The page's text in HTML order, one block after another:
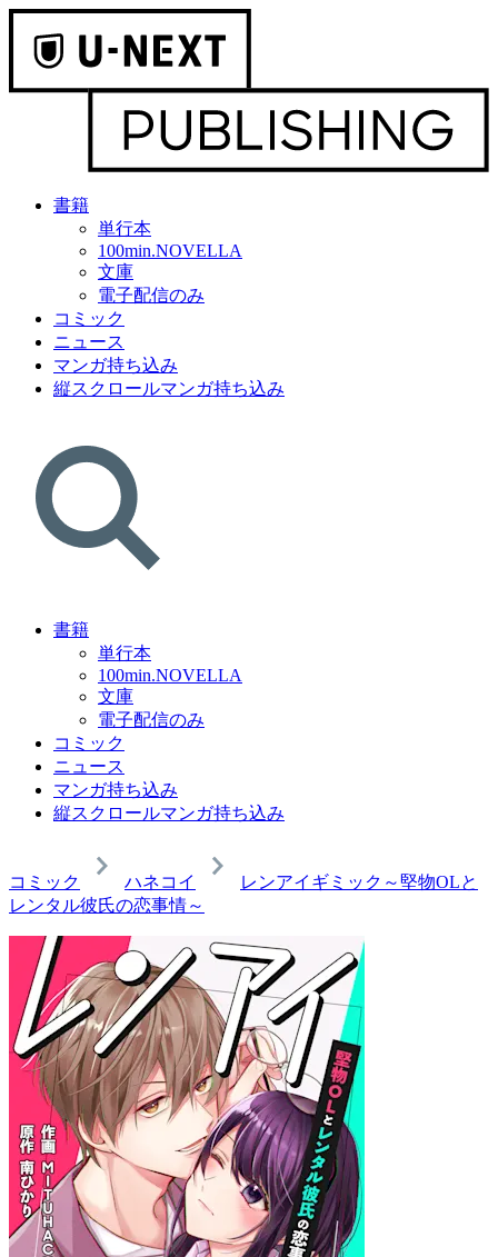
書籍
単行本
100min.NOVELLA
文庫
電子配信のみ
コミック
ニュース
マンガ持ち込み
縦スクロールマンガ持ち込み
書籍
単行本
100min.NOVELLA
文庫
電子配信のみ
コミック
ニュース
マンガ持ち込み
縦スクロールマンガ持ち込み
コミック ハネコイ
レンアイギミック～堅物OLと
レンタル彼氏の恋事情～